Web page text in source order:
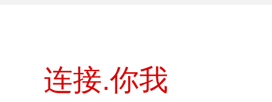
连接.你我